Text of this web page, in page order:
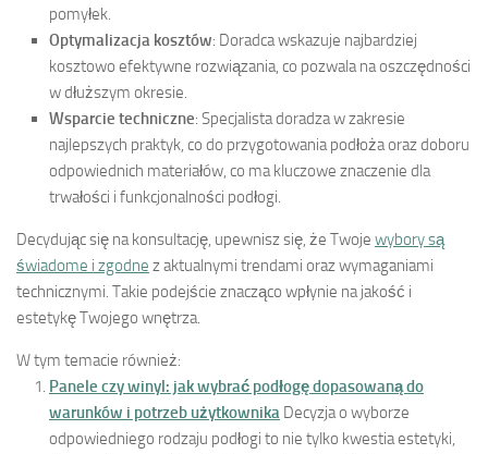
pomyłek.
Optymalizacja kosztów: Doradca wskazuje najbardziej
kosztowo efektywne rozwiązania, co pozwala na oszczędności
w dłuższym okresie.
Wsparcie techniczne: Specjalista doradza w zakresie
najlepszych praktyk, co do przygotowania podłoża oraz doboru
odpowiednich materiałów, co ma kluczowe znaczenie dla
trwałości i funkcjonalności podłogi.
Decydując się na konsultację, upewnisz się, że Twoje wybory są
świadome i zgodne z aktualnymi trendami oraz wymaganiami
technicznymi. Takie podejście znacząco wpłynie na jakość i
estetykę Twojego wnętrza.
W tym temacie również:
Panele czy winyl: jak wybrać podłogę dopasowaną do
warunków i potrzeb użytkownika Decyzja o wyborze
odpowiedniego rodzaju podłogi to nie tylko kwestia estetyki,